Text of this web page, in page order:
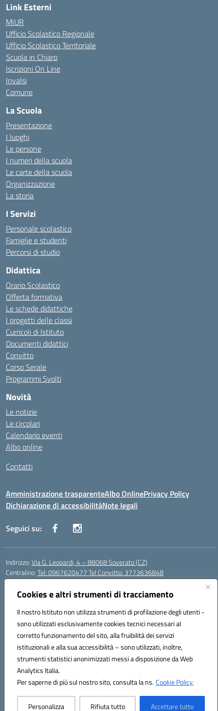
Cookies e altri strumenti di tracciamento
Il nostro Istituto non utilizza strumenti di profilazione degli utenti -
sono utilizzati esclusivamente cookies tecnici necessari al
corretto funzionamento del sito, alla fruibilità dei servizi
istituzionali e alla sua accessibilità – sono utilizzati, inoltre,
strumenti statistici anonimizzati messi a disposizione da Web
Analytics Italia.
Per saperne di più sul nostro sito, consulta la ns.Cookie Policy.
Personalizza Rifiuta tutto Accettare tutto
Link Esterni
MIUR
Ufficio Scolastico Regionale
Ufficio Scolastico Territoriale
Scuola in Chiaro
Iscrizioni On Line
Invalsi
Comune
La Scuola
Presentazione
I luoghi
Le persone
I numeri della scuola
Le carte della scuola
Organizzazione
La storia
I Servizi
Personale scolastico
Famiglie e studenti
Percorsi di studio
Didattica
Orario Scolastico
Offerta formativa
Le schede didattiche
I progetti delle classi
Curricoli di Istituto
Documenti didattici
Convitto
Corso Serale
Programmi Svolti
Novità
Le notizie
Le circolari
Calendario eventi
Albo online
Contatti
Amministrazione trasparenteAlbo OnlinePrivacy Policy
Dichiarazione di accessibilitàNote legali
Seguici su:
Indirizzo:Via G. Leopardi, 4 – 88068 Soverato (CZ)
Centralino:Tel: 0967620477 Tel Convitto: 3773636848
Email:
Posta elettronica certificata (PEC):czrh04000q@pec.istruzione.it
Codice fiscale: 84000690796
Codice meccanografico:CZRH04000Q
Codice Indice delle Pubbliche Amministrazioni (IPA): istsc_czrh04000q
Codice unico di fatturazione (CUF): UF9M13
Hosting & Powered by 3D Solution S.r.l.
Concept & Design by Designers Italia